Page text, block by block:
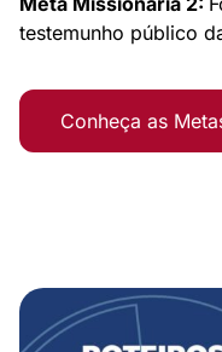
testemunho público
Conheça as